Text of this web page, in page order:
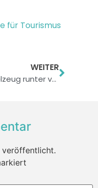
für Tourismus
WEITER
Spielzeug runter vom Tisch! – Table Top Racing
veröffentlicht.